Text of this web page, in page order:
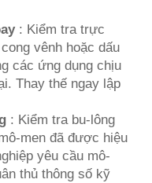
: Kiểm tra trực
vênh hoặc dấu
các ứng dụng chịu
Thay thế ngay lập
: Kiểm tra bu-lông
men đã được hiệu
yêu cầu mô-
thủ thông số kỹ